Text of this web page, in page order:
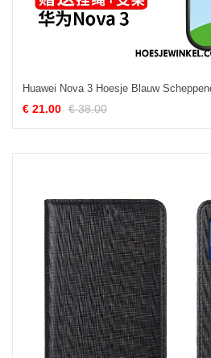
€ 21.00 € 38.00